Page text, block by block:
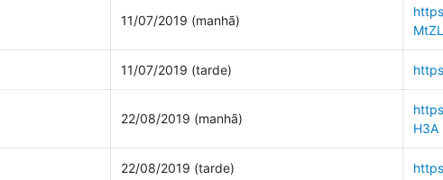
11/07/2019 (manhã)
11/07/2019 (tarde)
22/08/2019 (manhã)
H3A
22/08/2019 (tarde)